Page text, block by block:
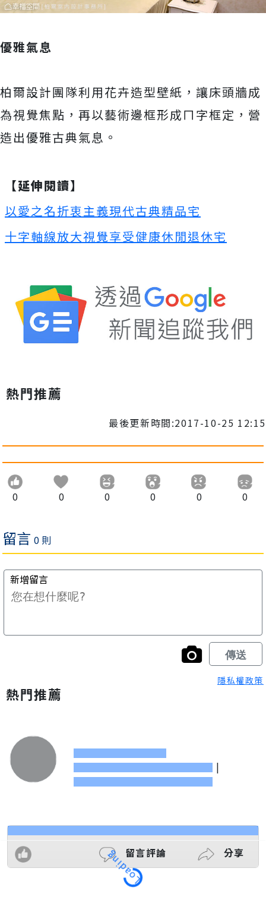
優雅氣息
柏爾設計團隊利用花卉造型壁紙，讓床頭牆成
為視覺焦點，再以藝術邊框形成ㄇ字框定，營
造出優雅古典氣息。
【延伸閱讀】
以愛之名折衷主義現代古典精品宅
十字軸線放大視覺享受健康休閒退休宅
熱門推薦
最後更新時間:2017-10-25 12:15
0 0 0 0 0 0
隱私權政策
熱門推薦
|
留言評論 分享
Loading